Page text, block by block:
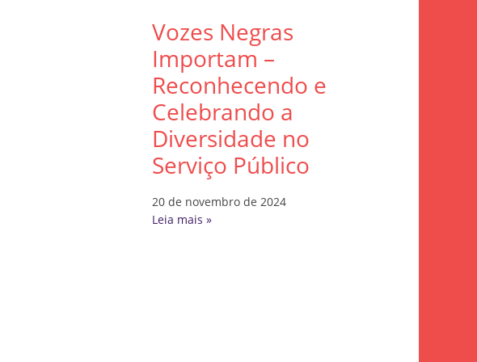
Vozes Negras
Importam –
Reconhecendo e
Celebrando a
Diversidade no
Serviço Público
20 de novembro de 2024
Leia mais »